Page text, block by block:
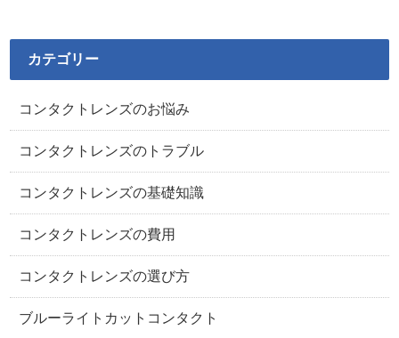
カテゴリー
コンタクトレンズのお悩み
コンタクトレンズのトラブル
コンタクトレンズの基礎知識
コンタクトレンズの費用
コンタクトレンズの選び方
ブルーライトカットコンタクト